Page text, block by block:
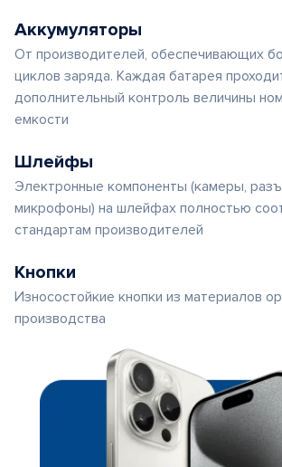
Аккумуляторы
От производителей, обеспечивающих
циклов заряда. Каждая батарея
дополнительный контроль величины
емкости
Шлейфы
Электронные компоненты (камеры,
микрофоны) на шлейфах полностью
стандартам производителей
Кнопки
Износостойкие кнопки из материалов
производства